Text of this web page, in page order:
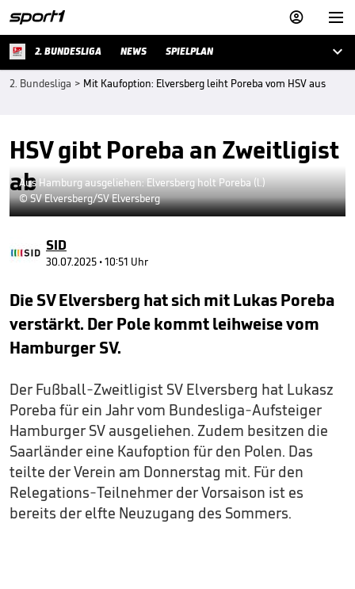


2. BUNDESLIGA NEWS SPIELPLAN 
2. Bundesliga > Mit Kaufoption: Elversberg leiht Poreba vom HSV aus
HSV gibt Poreba an Zweitligist
ab
Aus Hamburg ausgeliehen: Elversberg holt Poreba (l.)
© SV Elversberg/SV Elversberg
SID
30.07.2025 • 10:51 Uhr
Die SV Elversberg hat sich mit Lukas Poreba
verstärkt. Der Pole kommt leihweise vom
Hamburger SV.
Der Fußball-Zweitligist SV Elversberg hat Lukasz
Poreba für ein Jahr vom Bundesliga-Aufsteiger
Hamburger SV ausgeliehen. Zudem besitzen die
Saarländer eine Kaufoption für den Polen. Das
teilte der Verein am Donnerstag mit. Für den
Relegations-Teilnehmer der Vorsaison ist es
bereits der elfte Neuzugang des Sommers.